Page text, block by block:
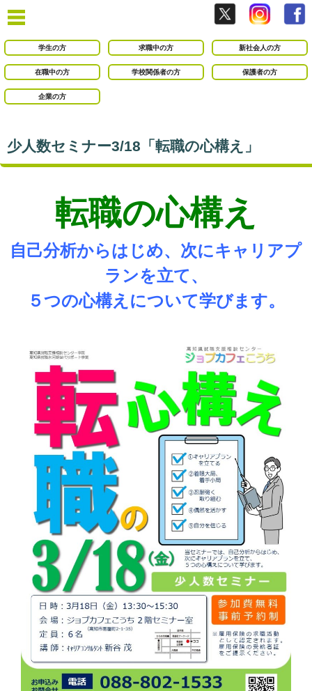
学生の方 求職中の方 新社会人の方
在職中の方 学校関係者の方 保護者の方
企業の方
少人数セミナー3/18「転職の心構え」
転職の心構え
自己分析からはじめ、次にキャリアプ
ランを立て、
５つの心構えについて学びます。